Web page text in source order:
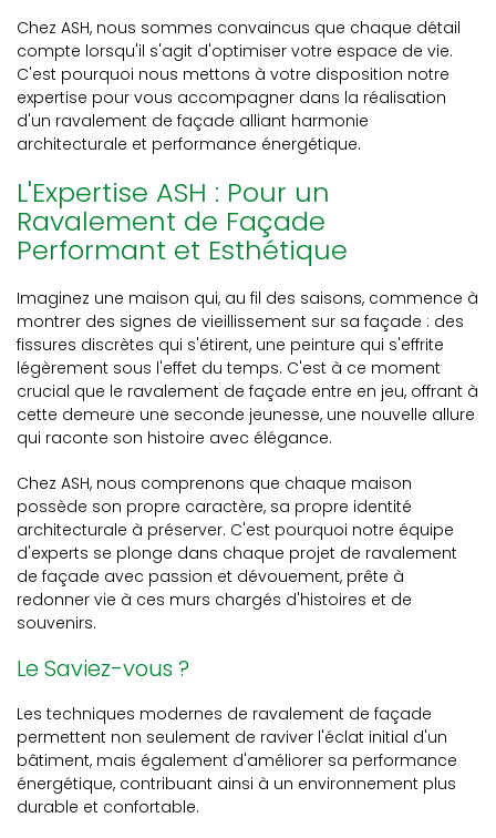
Chez ASH, nous sommes convaincus que chaque détail
compte lorsqu'il s'agit d'optimiser votre espace de vie.
C'est pourquoi nous mettons à votre disposition notre
expertise pour vous accompagner dans la réalisation
d'un ravalement de façade alliant harmonie
architecturale et performance énergétique.
L'Expertise ASH : Pour un
Ravalement de Façade
Performant et Esthétique
Imaginez une maison qui, au fil des saisons, commence à
montrer des signes de vieillissement sur sa façade : des
fissures discrètes qui s'étirent, une peinture qui s'effrite
légèrement sous l'effet du temps. C'est à ce moment
crucial que le ravalement de façade entre en jeu, offrant à
cette demeure une seconde jeunesse, une nouvelle allure
qui raconte son histoire avec élégance.
Chez ASH, nous comprenons que chaque maison
possède son propre caractère, sa propre identité
architecturale à préserver. C'est pourquoi notre équipe
d'experts se plonge dans chaque projet de ravalement
de façade avec passion et dévouement, prête à
redonner vie à ces murs chargés d'histoires et de
souvenirs.
Le Saviez-vous ?
Les techniques modernes de ravalement de façade
permettent non seulement de raviver l'éclat initial d'un
bâtiment, mais également d'améliorer sa performance
énergétique, contribuant ainsi à un environnement plus
durable et confortable.